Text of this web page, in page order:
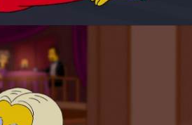
en ningún tipo de clases,